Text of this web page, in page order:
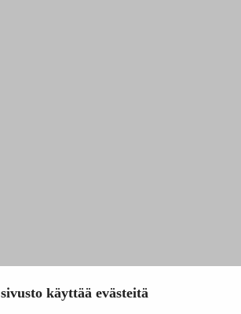
käyttää evästeitä